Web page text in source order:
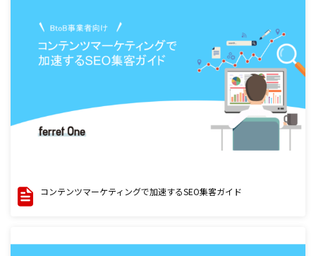
コンテンツマーケティングで加速するSEO集客ガイド